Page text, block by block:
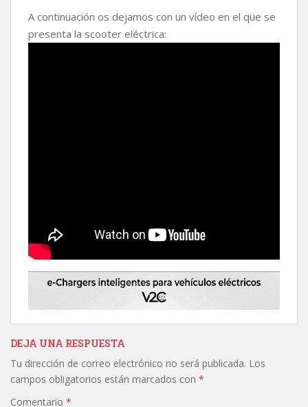
A continuación os dejamos con un vídeo en el que se
presenta la scooter eléctrica:
DEJA UNA RESPUESTA
Tu dirección de correo electrónico no será publicada. Los
campos obligatorios están marcados con *
Comentario *